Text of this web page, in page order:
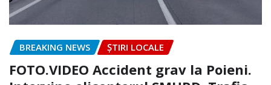
BREAKING NEWS ȘTIRI LOCALE
FOTO.VIDEO Accident grav la Poieni.